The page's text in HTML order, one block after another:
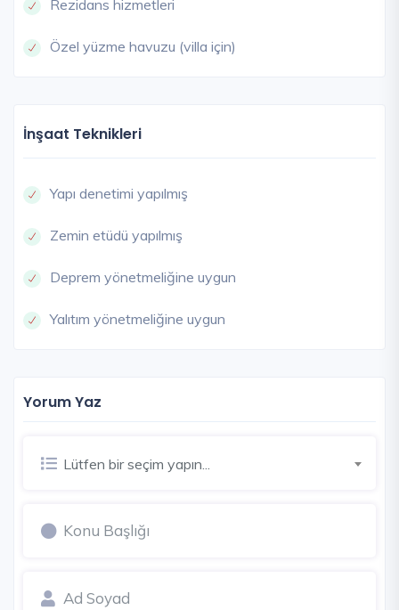
Rezidans hizmetleri
Özel yüzme havuzu (villa için)
İnşaat Teknikleri
Yapı denetimi yapılmış
Zemin etüdü yapılmış
Deprem yönetmeliğine uygun
Yalıtım yönetmeliğine uygun
Yorum Yaz
Lütfen bir seçim yapın...